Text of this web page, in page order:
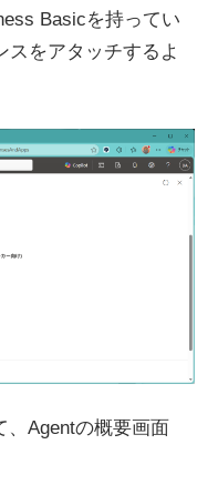
Basicを持ってい
スをアタッチするよ
Agentの概要画面